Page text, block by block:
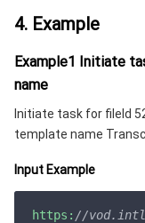
4. Example
Example1 Initiate
name
Initiate task for fileId
template name
Input Example
https: //